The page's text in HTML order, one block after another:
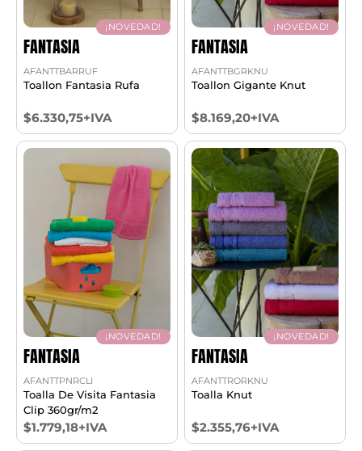
¡NOVEDAD!
FANTASIA
AFANTTBARRUF
Toallon Fantasia Rufa
$6.330,75+IVA
¡NOVEDAD!
FANTASIA
AFANTTBGRKNU
Toallon Gigante Knut
$8.169,20+IVA
¡NOVEDAD!
FANTASIA
AFANTTPNRCLI
Toalla De Visita Fantasia
Clip 360gr/m2
$1.779,18+IVA
¡NOVEDAD!
FANTASIA
AFANTTRORKNU
Toalla Knut
$2.355,76+IVA